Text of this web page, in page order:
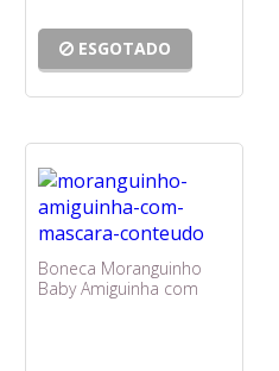
ESGOTADO
Boneca Moranguinho
Baby Amiguinha com